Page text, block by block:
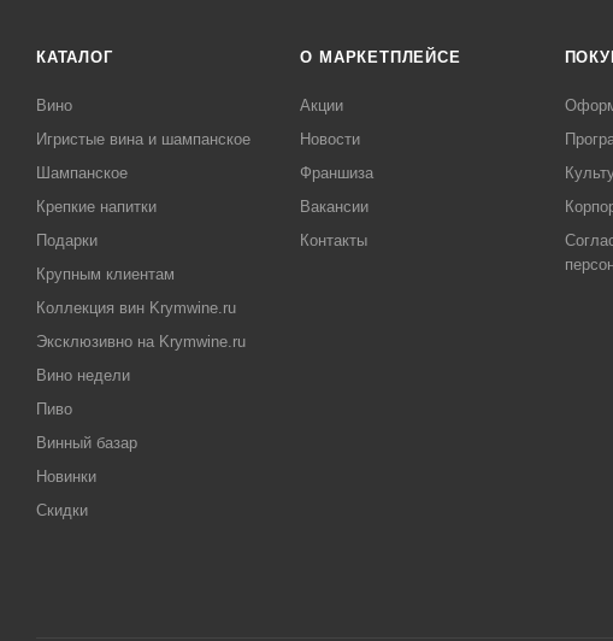
КАТАЛОГ
Вино
Игристые вина и шампанское
Шампанское
Крепкие напитки
Подарки
Крупным клиентам
Коллекция вин Krymwine.ru
Эксклюзивно на Krymwine.ru
Вино недели
Пиво
Винный базар
Новинки
Скидки
О МАРКЕТПЛЕЙСЕ
Акции
Новости
Франшиза
Вакансии
Контакты